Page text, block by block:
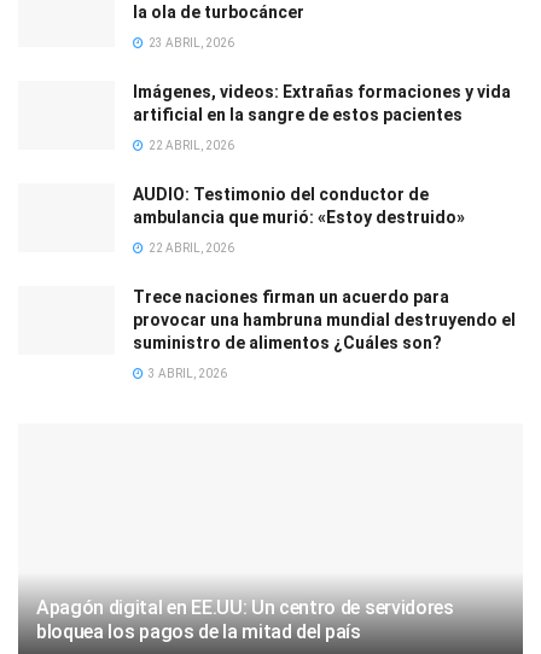
la ola de turbocáncer
23 ABRIL, 2026
Imágenes, videos: Extrañas formaciones y vida
artificial en la sangre de estos pacientes
22 ABRIL, 2026
AUDIO: Testimonio del conductor de
ambulancia que murió: «Estoy destruido»
22 ABRIL, 2026
Trece naciones firman un acuerdo para
provocar una hambruna mundial destruyendo el
suministro de alimentos ¿Cuáles son?
3 ABRIL, 2026
Apagón digital en EE.UU: Un centro de servidores
bloquea los pagos de la mitad del país